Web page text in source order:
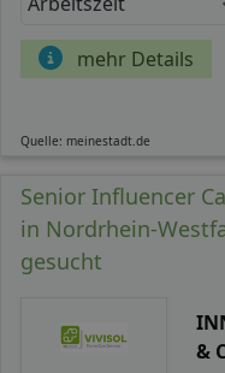
mehr Details
Quelle: meinestadt.de
Senior Influencer
in Nordrhein-
gesucht
&